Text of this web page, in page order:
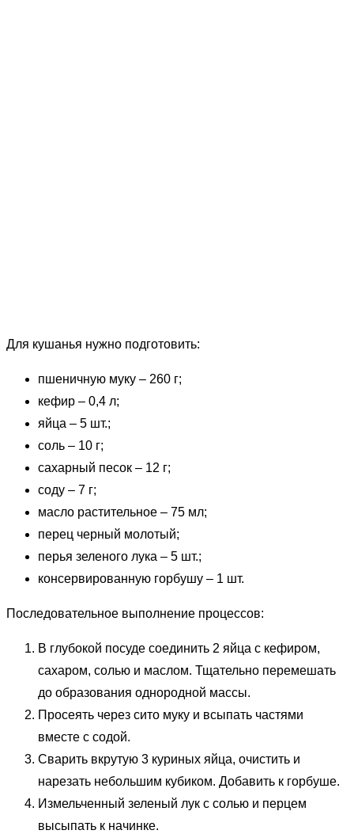
Для кушанья нужно подготовить:
пшеничную муку – 260 г;
кефир – 0,4 л;
яйца – 5 шт.;
соль – 10 г;
сахарный песок – 12 г;
соду – 7 г;
масло растительное – 75 мл;
перец черный молотый;
перья зеленого лука – 5 шт.;
консервированную горбушу – 1 шт.
Последовательное выполнение процессов:
В глубокой посуде соединить 2 яйца с кефиром,
сахаром, солью и маслом. Тщательно перемешать
до образования однородной массы.
Просеять через сито муку и всыпать частями
вместе с содой.
Сварить вкрутую 3 куриных яйца, очистить и
нарезать небольшим кубиком. Добавить к горбуше.
Измельченный зеленый лук с солью и перцем
высыпать к начинке.